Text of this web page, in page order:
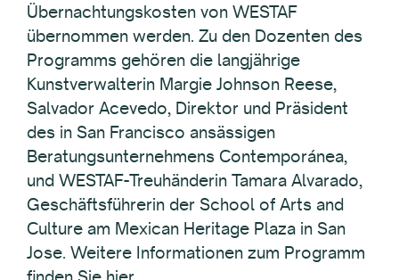
Übernachtungskosten von WESTAF
übernommen werden. Zu den Dozenten des
Programms gehören die langjährige
Kunstverwalterin Margie Johnson Reese,
Salvador Acevedo, Direktor und Präsident
des in San Francisco ansässigen
Beratungsunternehmens Contemporánea,
und WESTAF-Treuhänderin Tamara Alvarado,
Geschäftsführerin der School of Arts and
Culture am Mexican Heritage Plaza in San
Jose. Weitere Informationen zum Programm